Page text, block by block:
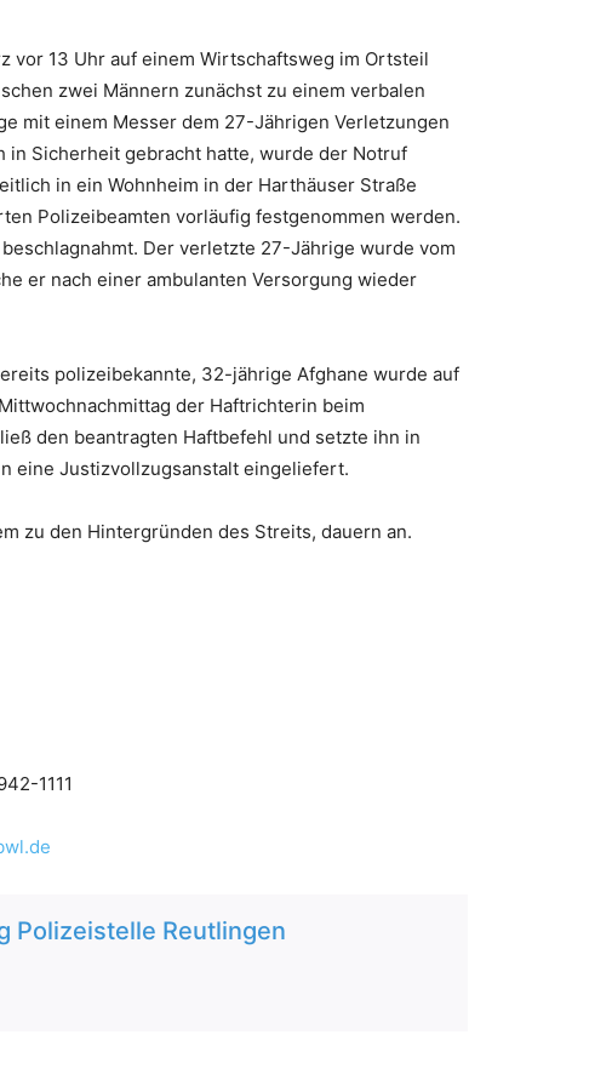
vor 13 Uhr auf einem Wirtschaftsweg im Ortsteil
zwei Männern zunächst zu einem verbalen
mit einem Messer dem 27-Jährigen Verletzungen
in Sicherheit gebracht hatte, wurde der Notruf
in ein Wohnheim in der Harthäuser Straße
Polizeibeamten vorläufig festgenommen werden.
Der verletzte 27-Jährige wurde vom
er nach einer ambulanten Versorgung wieder
polizeibekannte, 32-jährige Afghane wurde auf
der Haftrichterin beim
den beantragten Haftbefehl und setzte ihn in
eine Justizvollzugsanstalt eingeliefert.
zu den Hintergründen des Streits, dauern an.
1111
Polizeistelle Reutlingen